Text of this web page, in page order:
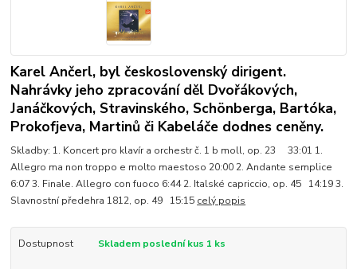
Karel Ančerl, byl československý dirigent.
Nahrávky jeho zpracování děl Dvořákových,
Janáčkových, Stravinského, Schönberga, Bartóka,
Prokofjeva, Martinů či Kabeláče dodnes ceněny.
Skladby: 1. Koncert pro klavír a orchestr č. 1 b moll, op. 23 33:01 1.
Allegro ma non troppo e molto maestoso 20:00 2. Andante semplice
6:07 3. Finale. Allegro con fuoco 6:44 2. Italské capriccio, op. 45 14:19 3.
Slavnostní předehra 1812, op. 49 15:15 celý popis
Dostupnost Skladem poslední kus 1 ks